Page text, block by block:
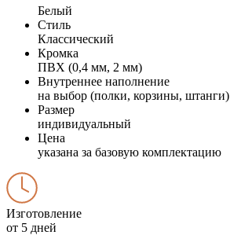
Белый
Стиль
Классический
Кромка
ПВХ (0,4 мм, 2 мм)
Внутреннее наполнение
на выбор (полки, корзины, штанги)
Размер
индивидуальный
Цена
указана за базовую комплектацию
Изготовление
от 5 дней